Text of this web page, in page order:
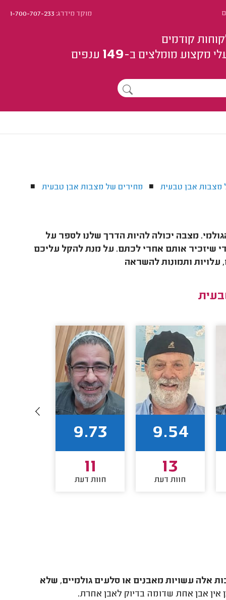
מוקד מידרג:1-700-707-233
קודמים
מקצוע מומלצים ב-149 ענפים
מצבות אבן טבעית ■ מחירים של מצבות אבן טבעית ■
מצבה יכולה להיות הדרך שלנו לספר על
שיזכיר אותם אחרי לכתם. על מנת להקל עליכם
ותמונות להשראה
9.54
13
חוות דעת
9.73
11
חוות דעת
אלה עשויות מאבנים או סלעים גולמיים, שלא
אין אבן אחת שדומה בדיוק לאבן אחרת.